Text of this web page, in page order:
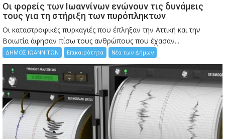
Οι φορείς των Ιωαννίνων ενώνουν τις δυνάμεις
τους για τη στήριξη των πυρόπληκτων
Οι καταστροφικές πυρκαγιές που έπληξαν την Αττική και την
Bοιωτία άφησαν πίσω τους ανθρώπους που έχασαν...
ΔΗΜΟΣ ΙΩΑΝΝΙΤΩΝ Επικαιρότητα Νέα των Δήμων